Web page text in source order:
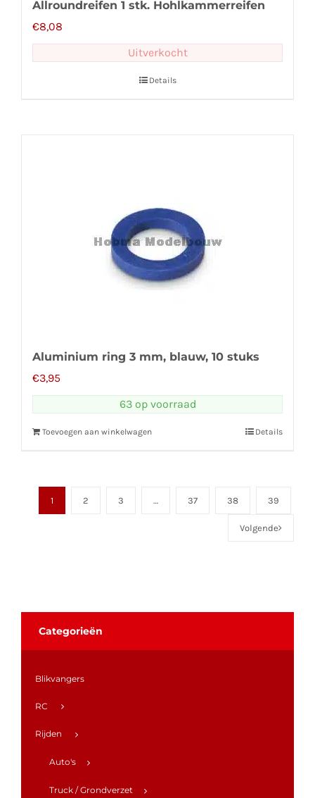
Allroundreifen 1 stk. Hohlkammerreifen
€8,08
Uitverkocht
Details
Aluminium ring 3 mm, blauw, 10 stuks
€3,95
63 op voorraad
Toevoegen aan winkelwagen Details
1 2 3 … 37 38 39
Volgende
Categorieën
Blikvangers
RC
Rijden
Auto's
Truck / Grondverzet